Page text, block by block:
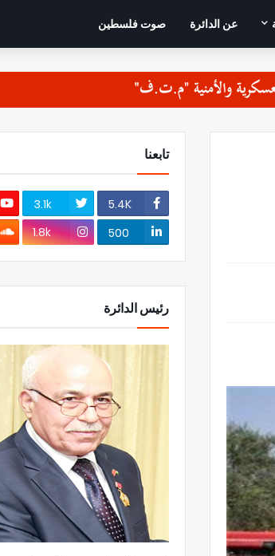
عن الدائرة صوت فلسطين
تابعنا
5.4K
3.1k
500
1.8k
رئيس الدائرة